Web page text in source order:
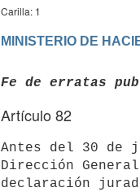
Carilla: 1
MINISTERIO DE
Fe de erratas
Artículo 82
Antes del 30 de
Dirección
declaración